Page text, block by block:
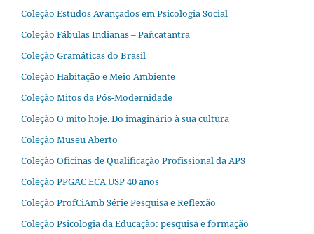
Coleção Estudos Avançados em Psicologia Social
Coleção Fábulas Indianas – Pañcatantra
Coleção Gramáticas do Brasil
Coleção Habitação e Meio Ambiente
Coleção Mitos da Pós-Modernidade
Coleção O mito hoje. Do imaginário à sua cultura
Coleção Museu Aberto
Coleção Oficinas de Qualificação Profissional da APS
Coleção PPGAC ECA USP 40 anos
Coleção ProfCiAmb Série Pesquisa e Reflexão
Coleção Psicologia da Educação: pesquisa e formação